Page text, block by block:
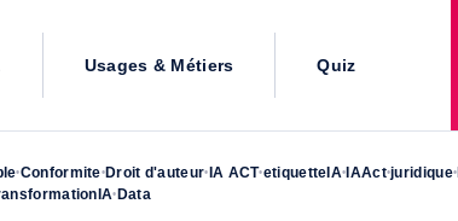
Usages & Métiers Quiz
•Conformite• Droit d'auteur• IA ACT•etiquetteIA• IAAct•juridique•
• Data